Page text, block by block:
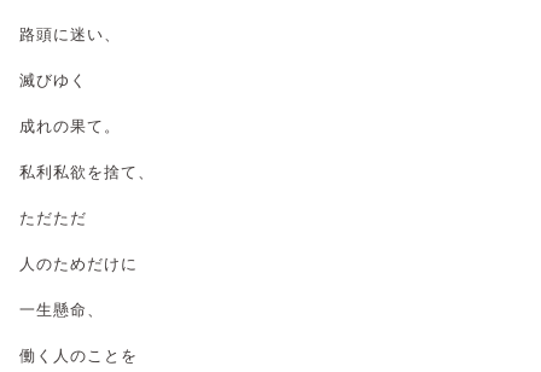
路頭に迷い、
滅びゆく
成れの果て。
私利私欲を捨て、
ただただ
人のためだけに
一生懸命、
働く人のことを